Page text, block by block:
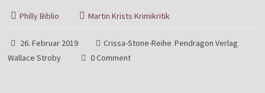
Philly Biblio Martin Krists Krimikritik
26. Februar 2019 Crissa-Stone-Reihe,Pendragon Verlag,
Wallace Stroby 0 Comment